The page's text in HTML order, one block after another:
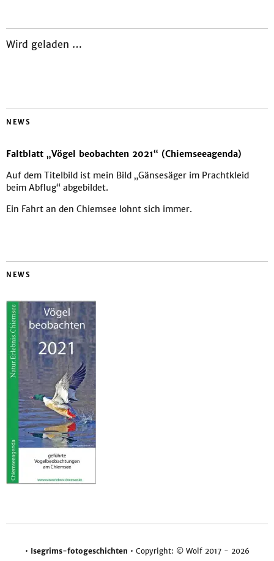
Wird geladen …
NEWS
Faltblatt „Vögel beobachten 2021“ (Chiemseeagenda)
Auf dem Titelbild ist mein Bild „Gänsesäger im Prachtkleid
beim Abflug“ abgebildet.
Ein Fahrt an den Chiemsee lohnt sich immer.
NEWS
• Isegrims-fotogeschichten • Copyright: © Wolf 2017 - 2026